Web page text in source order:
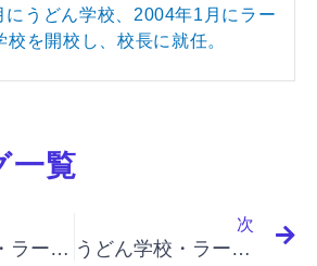
にうどん学校、2004年1月にラー
校を開校し、校長に就任。
一覧
うどん学校・ラーメン学校・そば学校・パスタ学校で開業&成果アップ｜「イノベーションと起業家精神」「外部の予期せぬ変化、パソコンと本のスーパー」
次
うどん学校・ラーメン学校・そば学校・パスタ学校で開業&成果アップ｜「イノベーションと起業家精神」「ギャップを探す – 第２の機会、業績ギャップ、鉄鋼業と製紙業の例」